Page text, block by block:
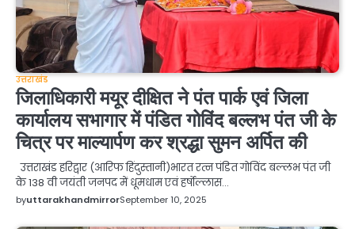
उत्तराखंड
जिलाधिकारी मयूर दीक्षित ने पंत पार्क एवं जिला
कार्यालय सभागार में पंडित गोविंद बल्लभ पंत जी के
चित्र पर माल्यार्पण कर श्रद्धा सुमन अर्पित की
उत्तराखंड हरिद्वार (आरिफ हिंदुस्तानी)भारत रत्न पंडित गोविंद बल्लभ पंत जी
के 138 वी जयंती जनपद में धूमधाम एवं हर्षोल्लास…
byuttarakhandmirrorSeptember 10, 2025